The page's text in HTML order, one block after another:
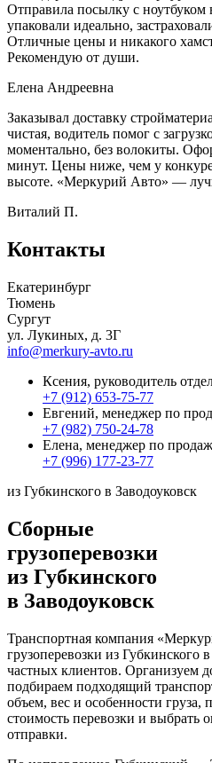
Отправила посылку с
упаковали идеально,
Отличные цены и никакого
Рекомендую от души.
Елена Андреевна
Заказывал доставку
чистая, водитель помог с
моментально, без волокиты.
минут. Цены ниже, чем у
высоте. «Меркурий Авто» —
Виталий П.
Контакты
Екатеринбург
Тюмень
Сургут
ул. Лукиных, д. 3Г
info@merkury-avto.ru
Ксения, руководитель
+7 (912) 653-75-77
Евгений, менеджер по
+7 (982) 750-24-78
Елена, менеджер по
+7 (996) 177-23-77
из Губкинского в Заводоуковск
Сборные
грузоперевозки
из Губкинского
в Заводоуковск
Транспортная компания
грузоперевозки из Губкинского
частных клиентов. Организуем
подбираем подходящий
объем, вес и особенности груза,
стоимость перевозки и выбрать
отправки.